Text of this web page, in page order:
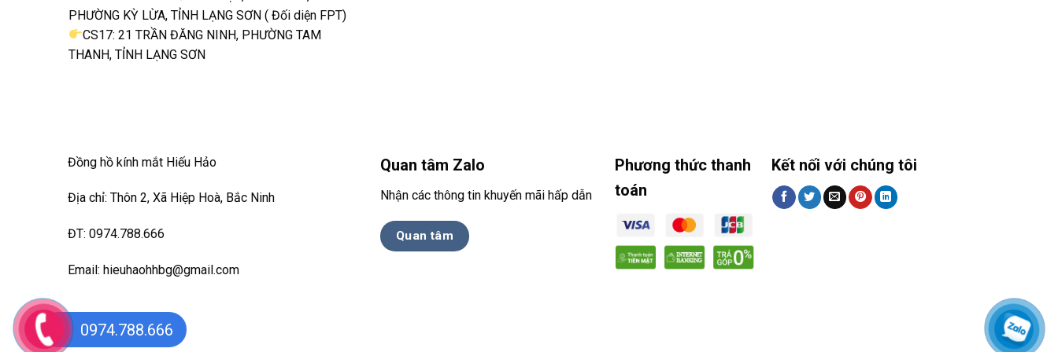
PHƯỜNG KỲ LỪA, TỈNH LẠNG SƠN ( Đối diện FPT)
CS17: 21 TRẦN ĐĂNG NINH, PHƯỜNG TAM
THANH, TỈNH LẠNG SƠN
Đồng hồ kính mắt Hiếu Hảo
Địa chỉ: Thôn 2, Xã Hiệp Hoà, Bắc Ninh
ĐT: 0974.788.666
Email: hieuhaohhbg@gmail.com
Quan tâm Zalo
Nhận các thông tin khuyến mãi hấp dẫn
Quan tâm
Phương thức thanh
toán
Kết nối với chúng tôi
0974.788.666